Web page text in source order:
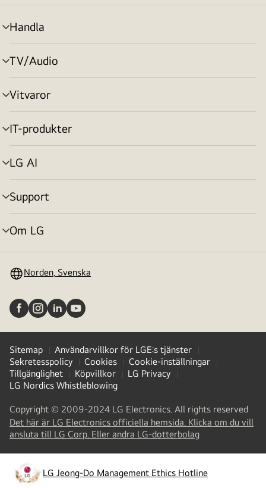
Handla
menyväxling
TV/Audio
menyväxling
Vitvaror
menyväxling
IT-produkter
menyväxling
LG AI
menyväxling
Support
menyväxling
Om LG
menyväxling
Norden, Svenska
Sitemap
Användarvillkor för LGE:s tjänster
Sekretesspolicy
Cookies
Cookie-inställningar
Tillgänglighet
Köpvillkor
LG Privacy
LG Nordics Whistleblowing
Copyright © 2009-2024 LG Electronics. All rights reserved
Det här är LG Electronics officiella hemsida. Klicka om du vill
ansluta till LG Corp. Eller andra LG-dotterbolag(
a
new
tab
LG Jeong-Do Management Ethics Hotline
opens